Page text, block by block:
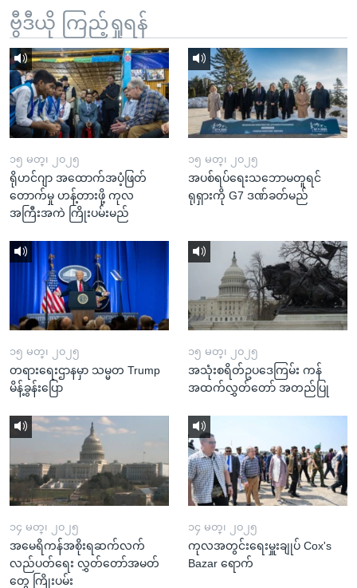
ဗွီဒီယို ကြည့်ရှုရန်
၁၅ မတ္၊ ၂၀၂၅
ရိုဟင်ဂျာ အထောက်အပံ့ဖြတ်
တောက်မှု ဟန့်တားဖို့ ကုလ
အကြီးအကဲ ကြိုးပမ်းမည်
၁၅ မတ္၊ ၂၀၂၅
အပစ်ရပ်ရေးသဘောမတူရင်
ရုရှားကို G7 ဒဏ်ခတ်မည်
၁၅ မတ္၊ ၂၀၂၅
တရားရေးဌာနမှာ သမ္မတ Trump
မိန့်ခွန်းပြော
၁၅ မတ္၊ ၂၀၂၅
အသုံးစရိတ်ဥပဒေကြမ်း ကန်
အထက်လွှတ်တော် အတည်ပြု
၁၄ မတ္၊ ၂၀၂၅
အမေရိကန်အစိုးရဆက်လက်
လည်ပတ်ရေး လွှတ်တော်အမတ်
တွေ ကြိုးပမ်း
၁၄ မတ္၊ ၂၀၂၅
ကုလအတွင်းရေးမှူးချုပ် Cox's
Bazar ရောက်